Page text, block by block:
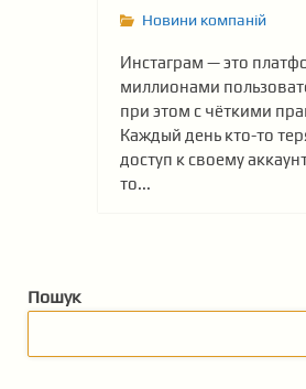
Новини компаній
Инстаграм — это
миллионами
при этом с чёткими
Каждый день кто-то
доступ к своему
то...
Пошук